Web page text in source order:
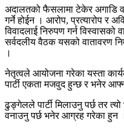
अदालतको फैसलामा टेकेर अगाडि
गर्ने होईन । आरोप, प्रत्यारोप र
विवादलाई निरुपण गर्न विस्वासको
सर्वदलीय वैठक यसको वातावरण
।
नेतृत्वले आयोजना गरेका यस्ता
पार्टी एकता मजवुद हुन्छ र भनेर
ढुङ्गेलले पार्टी मिलाउनु पर्छ तर
वनाउनु पर्छ भनेर आग्रह गरेका हुन ।